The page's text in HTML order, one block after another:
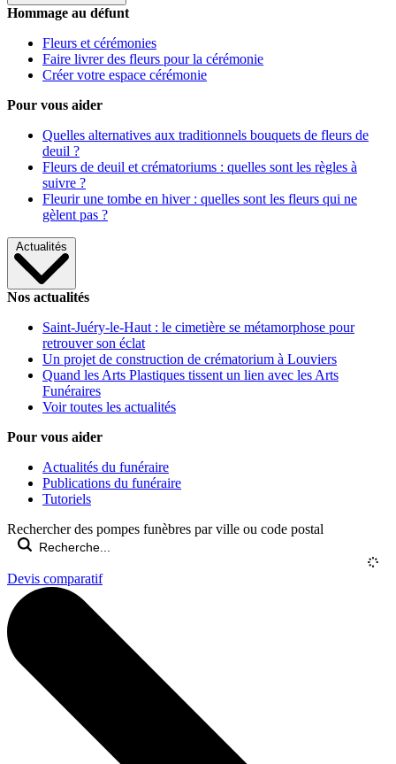
Hommage au défunt
Fleurs et cérémonies
Faire livrer des fleurs pour la cérémonie
Créer votre espace cérémonie
Pour vous aider
Quelles alternatives aux traditionnels bouquets de fleurs de
deuil ?
Fleurs de deuil et crématoriums : quelles sont les règles à
suivre ?
Fleurir une tombe en hiver : quelles sont les fleurs qui ne
gèlent pas ?
Actualités
Nos actualités
Saint-Juéry-le-Haut : le cimetière se métamorphose pour
retrouver son éclat
Un projet de construction de crématorium à Louviers
Quand les Arts Plastiques tissent un lien avec les Arts
Funéraires
Voir toutes les actualités
Pour vous aider
Actualités du funéraire
Publications du funéraire
Tutoriels
Rechercher des pompes funèbres par ville ou code postal
Devis comparatif